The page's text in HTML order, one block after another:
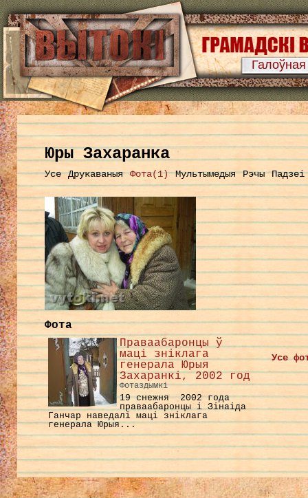
Галоўная
Юры Захаранка
Усе Друкаваныя Фота(1) Мультымедыя Рэчы Падзеі
Фота
Праваабаронцы ў
маці зніклага
генерала Юрыя
Захаранкі, 2002 год
Фотаздымкі
19 снежня 2002 года
праваабаронцы і Зінаіда
Ганчар наведалі маці зніклага
генерала Юрыя...
Усе